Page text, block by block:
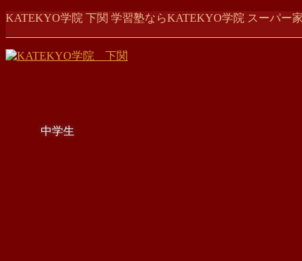
コ
テ
ン
ナ
ゲ
ー
KATEKYO学院 下関 学習塾ならKATEKYO学院 スーパー
中学生